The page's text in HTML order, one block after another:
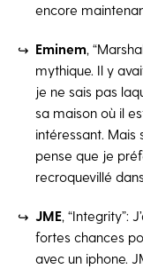
encore
Eminem,
mythique. Il y
je ne sais pas
sa maison où il
intéressant. Mais
pense que je
recroquevillé
JME, “Integrity”:
fortes chances
avec un iphone.